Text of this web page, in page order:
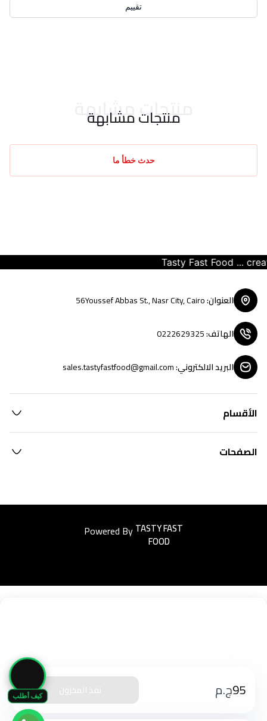
كيف أطلب
تقييم
منتجات مشابهة
منتجات مشابهة
حدث خطأ ما
95ج.م نفذ المخزون
Tasty Fast Food ... create
العنوان:
56Youssef Abbas St., Nasr City, Cairo
الهاتف:
0222629325
البريد الالكتروني:
sales.tastyfastfood@gmail.com
الأقسام
الصفحات
Powered ByEasyorders